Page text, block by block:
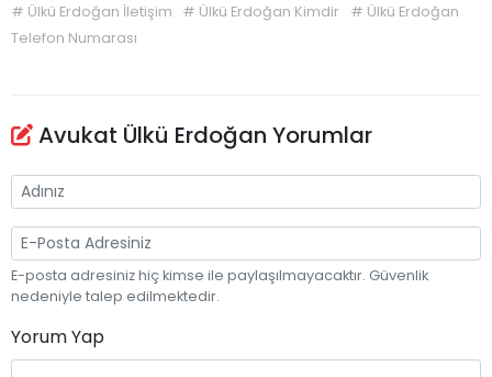
# Ülkü Erdoğan İletişim # Ülkü Erdoğan Kimdir # Ülkü Erdoğan
Telefon Numarası
Avukat Ülkü Erdoğan Yorumlar
E-posta adresiniz hiç kimse ile paylaşılmayacaktır. Güvenlik
nedeniyle talep edilmektedir.
Yorum Yap